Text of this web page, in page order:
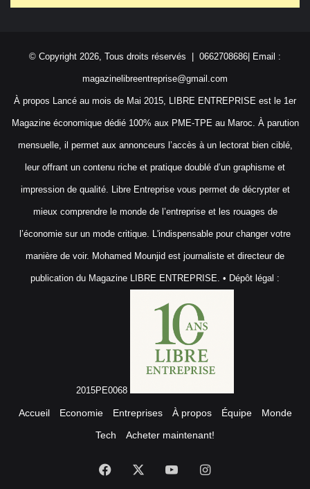
© Copyright 2026, Tous droits réservés | 0662708686| Email :
magazinelibreentreprise@gmail.com
À propos Lancé au mois de Mai 2015, LIBRE ENTREPRISE est le 1er
Magazine économique dédié 100% aux PME-TPE au Maroc. À parution
mensuelle, il permet aux annonceurs l’accès à un lectorat bien ciblé,
leur offrant un contenu riche et pratique doublé d’un graphisme et
impression de qualité. Libre Entreprise vous permet de décrypter et
mieux comprendre le monde de l’entreprise et les rouages de
l’économie sur un mode critique. L'indispensable pour changer votre
manière de voir. Mohamed Mounjid est journaliste et directeur de
publication du Magazine LIBRE ENTREPRISE. • Dépôt légal :
2015PE0068
Accueil Economie Entreprises À propos Équipe
Monde
Tech
Acheter maintenant!
Facebook YouTubeInstagram